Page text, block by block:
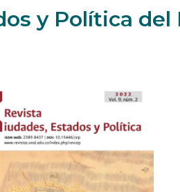
y Política del